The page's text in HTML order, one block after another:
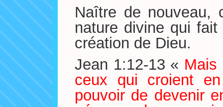
Naître de nouveau,
nature divine qui
création de Dieu.
Jean 1:12-13 « Mais
ceux qui croient
pouvoir de devenir